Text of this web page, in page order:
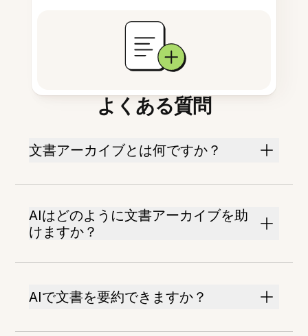
よくある質問
文書アーカイブとは何ですか？
AIはどのように文書アーカイブを助
けますか？
AIで文書を要約できますか？